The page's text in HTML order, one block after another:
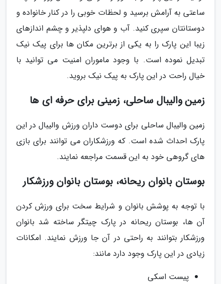
ساعتی به آرامش برسید و لحظات خوبی را در کنار خانواده و
دوستانتان سپری کنید. آب و هوای دلپذیر و چشم اندازهای
زیبا این پارک را به یکی از برترین مکان ها برای پیک نیک
تبدیل نموده است. با وجود ماموران امنیت می توانید با
خیال راحت در این پارک به پیک نیک بروید.
زمین والیبال ساحلی، زمینی برای حرفه ای ها
زمین والیبال ساحلی برای دوست داران ورزش والیبال در این
پارک احداث شده است. که ورزشکاران می توانند برای بازی
های گروهی خود به این قسمت مراجعه نمایند.
بوستان بانوان ریحانه، بوستان بانوان ورزشکار
با توجه به پوشش بانوان و شرایط سخت برای ورزش کردن
آن ها، بوستان ریحانه در پارک چیتگر ساخته شد بانوان
ورزشکار بتوانند به راحتی در آن جا ورزش نمایند. امکانات
زیادی در این پارک وجود دارد مانند:
پیست اسکی